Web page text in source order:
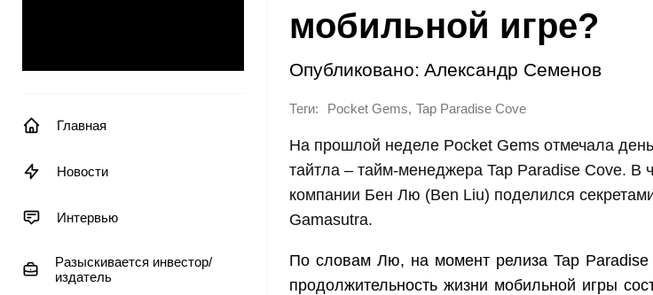
Главная
Новости
Интервью
Разыскивается инвестор/
издатель
мобильной игре?
Опубликовано: Александр Семенов
Теги: Pocket Gems, Tap Paradise Cove
На прошлой неделе Pocket Gems отмечала
тайтла – тайм-менеджера Tap Paradise Cove. В
компании Бен Лю (Ben Liu) поделился
Gamasutra.
По словам Лю, на момент релиза Tap Paradise
продолжительность жизни мобильной игры